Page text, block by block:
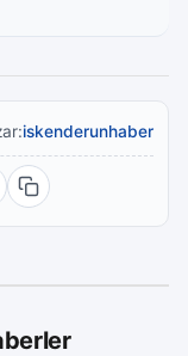
iskenderunhaber